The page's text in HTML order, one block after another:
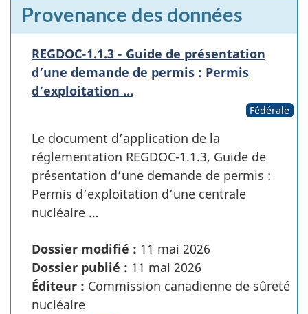
Provenance des données
REGDOC-1.1.3 - Guide de présentation
d’une demande de permis : Permis
d’exploitation …
Fédérale
Le document d’application de la
réglementation REGDOC-1.1.3, Guide de
présentation d’une demande de permis :
Permis d’exploitation d’une centrale
nucléaire …
Dossier modifié : 11 mai 2026
Dossier publié : 11 mai 2026
Éditeur : Commission canadienne de sûreté
nucléaire